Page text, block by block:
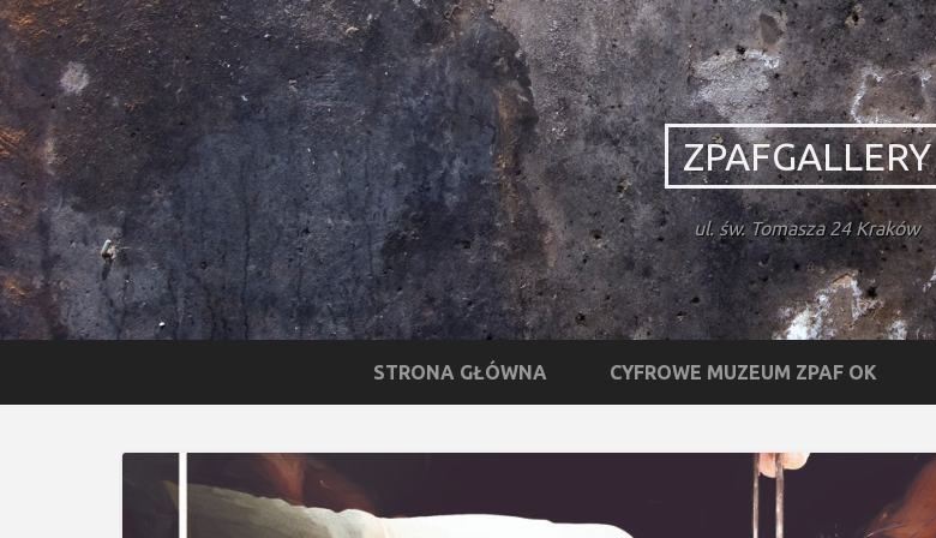
ZPAFGALLERY
ul. św. Tomasza 24 Kraków
STRONA GŁÓWNA CYFROWE MUZEUM ZPAF OK